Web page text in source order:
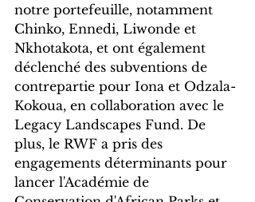
notre portefeuille, notamment
Chinko, Ennedi, Liwonde et
Nkhotakota, et ont également
déclenché des subventions de
contrepartie pour Iona et Odzala-
Kokoua, en collaboration avec le
Legacy Landscapes Fund. De
plus, le RWF a pris des
engagements déterminants pour
lancer l'Académie de